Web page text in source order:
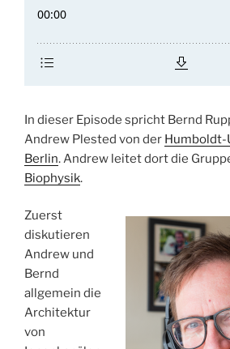
In dieser Episode spricht Bernd
Andrew Plested von der Humboldt-
Berlin. Andrew leitet dort die
Biophysik.
Zuerst
diskutieren
Andrew und
Bernd
allgemein die
Architektur
von